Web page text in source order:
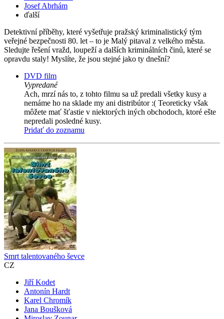
Josef Abrhám
ďalší
Detektivní příběhy, které vyšetřuje pražský kriminalistický tým
veřejné bezpečnosti 80. let – to je Malý pitaval z velkého města.
Sledujte řešení vražd, loupeží a dalších kriminálních činů, které se
opravdu staly! Myslíte, že jsou stejné jako ty dnešní?
DVD film
Vypredané
Ach, mrzí nás to, z tohto filmu sa už predali všetky kusy a
nemáme ho na sklade my ani distribútor :( Teoreticky však
môžete mať šťastie v niektorých iných obchodoch, ktoré ešte
nepredali posledné kusy.
Pridať do zoznamu
Smrt talentovaného ševce
CZ
Jiří Kodet
Antonín Hardt
Karel Chromík
Jana Boušková